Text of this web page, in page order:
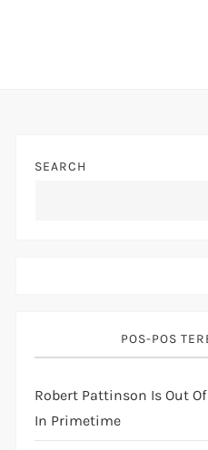
SEARCH
POS-POS
Robert Pattinson Is Out
In Primetime